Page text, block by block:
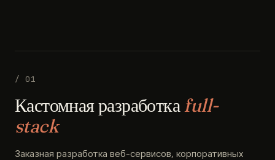
/ 01
Кастомная разработкаfull-
stack
Заказная разработка веб-сервисов, корпоративных